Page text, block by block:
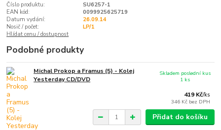
Číslo produktu:
SU6257-1
EAN kód:
0099925625719
Datum vydání:
26.09.14
Nosič / počet:
LP/1
Hlídat cenu / dostupnost
Podobné produkty
Michal Prokop a Framus (5) - Kolej
Yesterday CD/DVD
419 Kč/ks
346 Kč bez DPH
Skladem poslední kus
1 ks
Přidat do košíku